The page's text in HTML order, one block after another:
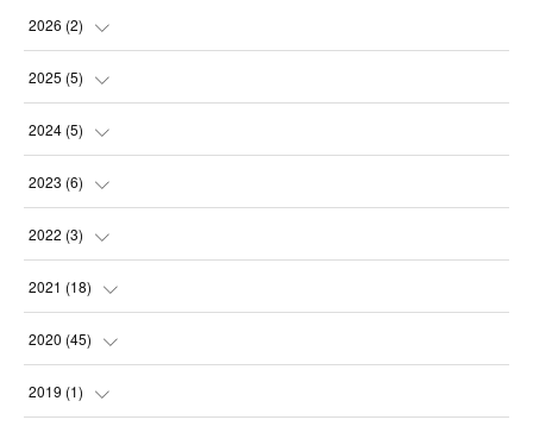
2026 (2)
( )
( )
2025 (5)
( )
( )
(
(1
2024 (5)
( )
( )
(1
(1
2023 (6)
( )
(3
(1
2022 (3)
(1
(1
(
2021 (18)
(11 )
( )
2020 (45)
( 25
2019 (1)